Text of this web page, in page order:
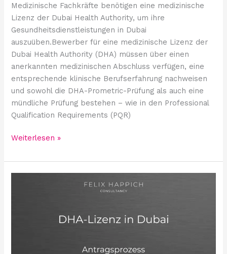
Medizinische Fachkräfte benötigen eine medizinische
Lizenz der Dubai Health Authority, um ihre
Gesundheitsdienstleistungen in Dubai
auszuüben.Bewerber für eine medizinische Lizenz der
Dubai Health Authority (DHA) müssen über einen
anerkannten medizinischen Abschluss verfügen, eine
entsprechende klinische Berufserfahrung nachweisen
und sowohl die DHA-Prometric-Prüfung als auch eine
mündliche Prüfung bestehen – wie in den Professional
Qualification Requirements (PQR)
Weiterlesen »
Antragsprozess